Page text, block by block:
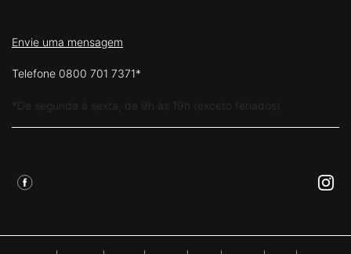
Envie uma mensagem
Telefone 0800 701 7371*
*De segunda à sexta, de 9h às 19h (exceto feriados)